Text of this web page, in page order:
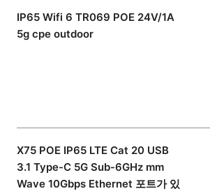
IP65 Wifi 6 TR069 POE 24V/1A
5g cpe outdoor
X75 POE IP65 LTE Cat 20 USB
3.1 Type-C 5G Sub-6GHz mm
Wave 10Gbps Ethernet 포트가 있